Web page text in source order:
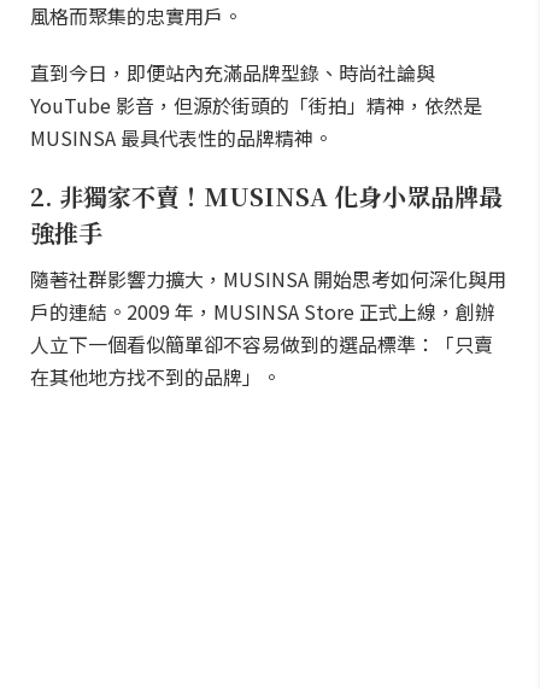
風格而聚集的忠實用戶。
直到今日，即便站內充滿品牌型錄、時尚社論與
YouTube 影音，但源於街頭的「街拍」精神，依然是
MUSINSA 最具代表性的品牌精神。
2. 非獨家不賣！MUSINSA 化身小眾品牌最
強推手
隨著社群影響力擴大，MUSINSA 開始思考如何深化與用
戶的連結。2009 年，MUSINSA Store 正式上線，創辦
人立下一個看似簡單卻不容易做到的選品標準：「只賣
在其他地方找不到的品牌」。